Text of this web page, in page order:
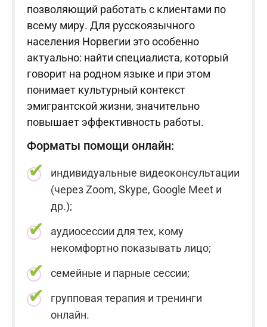
позволяющий работать с клиентами по
всему миру. Для русскоязычного
населения Норвегии это особенно
актуально: найти специалиста, который
говорит на родном языке и при этом
понимает культурный контекст
эмигрантской жизни, значительно
повышает эффективность работы.
Форматы помощи онлайн:
индивидуальные видеоконсультации
(через Zoom, Skype, Google Meet и
др.);
аудиосессии для тех, кому
некомфортно показывать лицо;
семейные и парные сессии;
групповая терапия и тренинги
онлайн.